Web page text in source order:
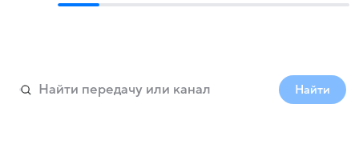
Найти